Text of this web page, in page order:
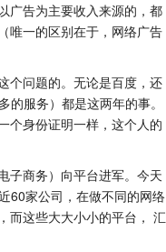
广告为主要收入来源的，都
唯一的区别在于，网络广告
个问题的。无论是百度，还
服务）都是这两年的事。
个身份证明一样，这个人的
子商务）向平台进军。今天
60家公司，在做不同的网络
而这些大大小小的平台， 汇